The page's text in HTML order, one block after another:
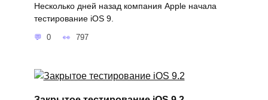
Несколько дней назад компания Apple начала
тестирование iOS 9.
0 797